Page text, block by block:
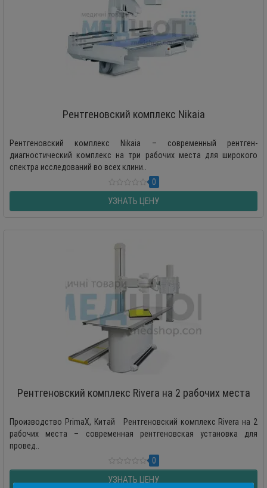
Рентгеновский комплекс Nikaia
Рентгеновский комплекс Nikaia – современный рентген-
диагностический комплекс на три рабочих места для широкого
спектра исследований во всех клини..
0
УЗНАТЬ ЦЕНУ
Рентгеновский комплекс Rivera на 2 рабочих места
Производство PrimaX, Китай Рентгеновский комплекс Rivera на 2
рабочих места – современная рентгеновская установка для
провед..
0
УЗНАТЬ ЦЕНУ